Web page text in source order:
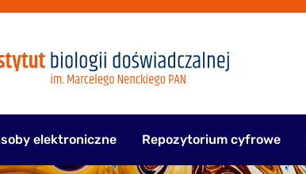
elektroniczne Repozytorium cyfrowe